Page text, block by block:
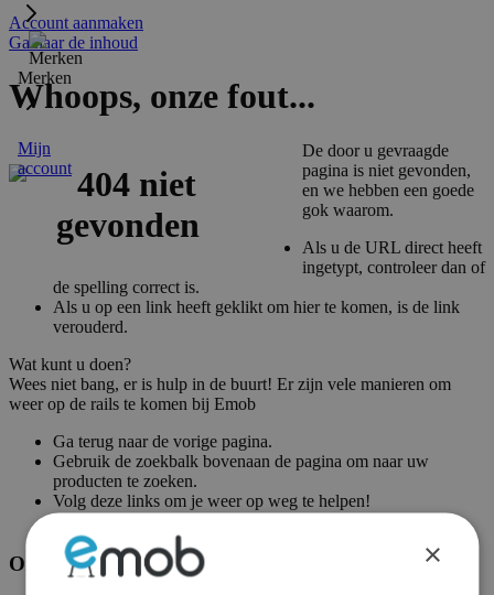
Merken
Mijn
account
Account aanmaken
Ga naar de inhoud
Whoops, onze fout...
De door u gevraagde
pagina is niet gevonden,
en we hebben een goede
gok waarom.
Als u de URL direct heeft
ingetypt, controleer dan of
de spelling correct is.
Als u op een link heeft geklikt om hier te komen, is de link
verouderd.
Wat kunt u doen?
Wees niet bang, er is hulp in de buurt! Er zijn vele manieren om
weer op de rails te komen bij Emob
Ga terug naar de vorige pagina.
Gebruik de zoekbalk bovenaan de pagina om naar uw
producten te zoeken.
Volg deze links om je weer op weg te helpen!
Ontvang onze nieuwe collecties en promoties. ×